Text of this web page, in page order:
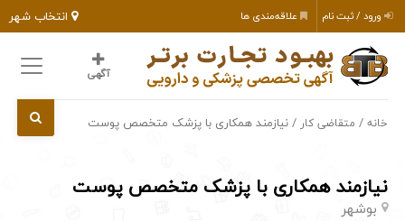
انتخاب شهر ورود / ثبت نام علاقه‌مندی ها
آگهی
خانه / متقاضی کار / نیازمند همکاری با پزشک متخصص پوست
نیازمند همکاری با پزشک متخصص پوست
بوشهر